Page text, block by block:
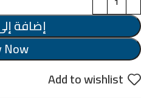
إضافة
Now
Add to wishlist